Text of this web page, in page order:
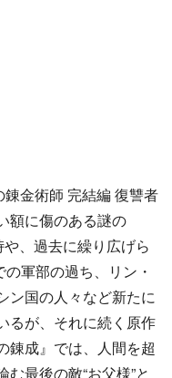
金術師 完結編 復讐者
額に傷のある謎の
、過去に繰り広げら
軍部の過ち、リン・
ン国の人々など新たに
るが、それに続く原作
錬成』では、人間を超
最後の敵“お父様”と